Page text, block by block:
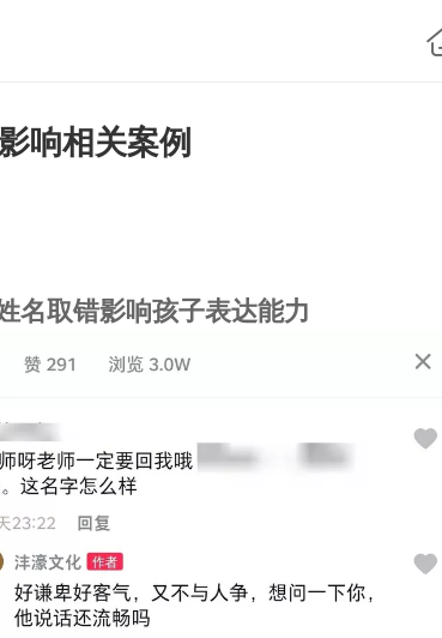
响相关案例
名取错影响孩子表达能力